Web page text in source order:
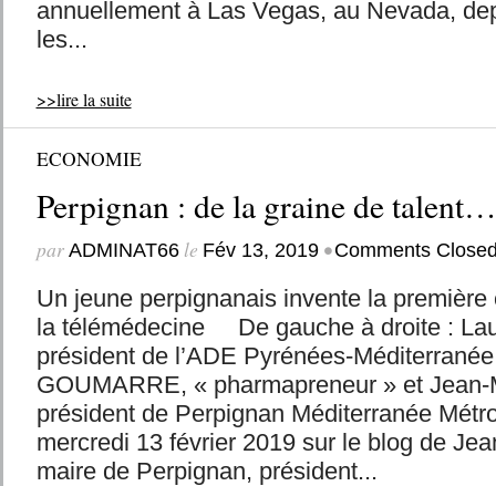
annuellement à Las Vegas, au Nevada,
les...
>>lire la suite
ECONOMIE
Perpignan : de la graine de talent…
par ADMINAT66le Fév 13, 2019 •Comments
Un jeune perpignanais invente la
la télémédecine De gauche à droite :
président de l’ADE Pyrénées-
GOUMARRE, « pharmapreneur » et
président de Perpignan Méditerranée
mercredi 13 février 2019 sur le blog de
maire de Perpignan, président...